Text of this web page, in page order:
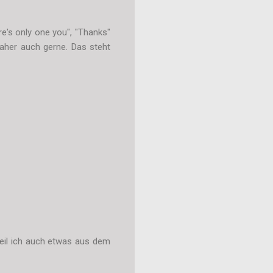
only one you", "Thanks"
auch gerne. Das steht
ich auch etwas aus dem